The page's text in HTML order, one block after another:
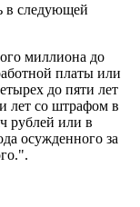
в следующей
миллиона до
платы или
до пяти лет
лет со штрафом в
рублей или в
осужденного за